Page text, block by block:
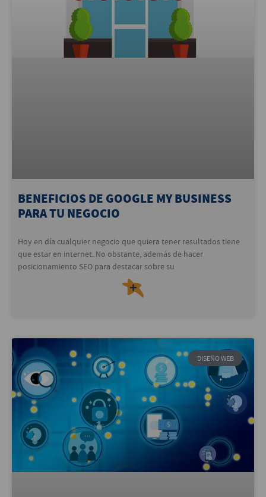
BENEFICIOS DE GOOGLE MY BUSINESS
PARA TU NEGOCIO
Hoy en día cualquier negocio que quiera tener resultados tiene
que estar en internet. No obstante, además de hacer
posicionamiento SEO para destacar sobre su
＋
DISEÑO WEB